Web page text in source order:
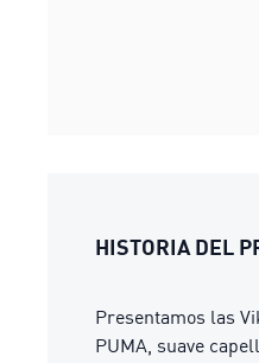
HISTORIA DEL
Presentamos las
PUMA, suave